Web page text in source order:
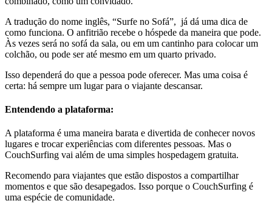
A tradução do nome inglês, “Surfe no Sofá”, já dá uma dica de
como funciona. O anfitrião recebe o hóspede da maneira que pode.
Às vezes será no sofá da sala, ou em um cantinho para colocar um
colchão, ou pode ser até mesmo em um quarto privado.
Isso dependerá do que a pessoa pode oferecer. Mas uma coisa é
certa: há sempre um lugar para o viajante descansar.
Entendendo a plataforma:
A plataforma é uma maneira barata e divertida de conhecer novos
lugares e trocar experiências com diferentes pessoas. Mas o
CouchSurfing vai além de uma simples hospedagem gratuita.
Recomendo para viajantes que estão dispostos a compartilhar
momentos e que são desapegados. Isso porque o CouchSurfing é
uma espécie de comunidade.